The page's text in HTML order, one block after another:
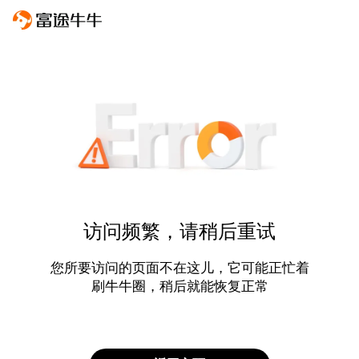
访问频繁，请稍后重试
您所要访问的页面不在这儿，它可能正忙着
刷牛牛圈，稍后就能恢复正常